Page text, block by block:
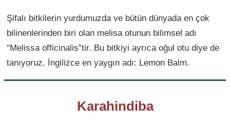
Şifalı bitkilerin yurdumuzda ve bütün dünyada en çok
bilinenlerinden biri olan melisa otunun bilimsel adı
“Melissa officinalis”tir. Bu bitkiyi ayrıca oğul otu diye de
tanıyoruz. İngilizce en yaygın adı: Lemon Balm.
Karahindiba